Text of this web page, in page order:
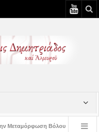
Επίσκεψη του Δ/ντού της Β/